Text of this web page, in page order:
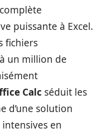
puissante à Excel.
fichiers
un million de
Calc séduit les
d’une solution
en